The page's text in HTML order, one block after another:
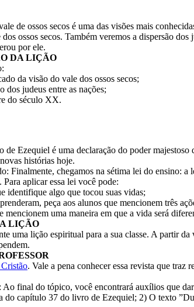
de ossos secos é uma das visões mais
dos ossos secos. Também veremos a dispersão
por ele.
DA LIÇÃO
da visão do vale dos ossos secos;
dos judeus entre as nações;
do século XX.
Ezequiel é uma declaração do poder majestoso
histórias hoje.
Finalmen­te, chegamos na sétima lei do ensino:
aplicar essa lei você pode:
identifique algo que tocou suas vidas;
peça aos alunos que mencionem três
mencionem uma maneira em que a vida será
LIÇÃO
uma lição espiritual para a sua classe. A partir
. Vale a pena conhecer essa revista que traz
final do tópico, você encontrará auxílios que
do capítulo 37 do livro de Ezequiel; 2) O texto